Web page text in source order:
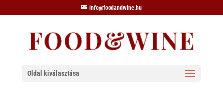
info@foodandwine.hu
Oldal kiválasztása